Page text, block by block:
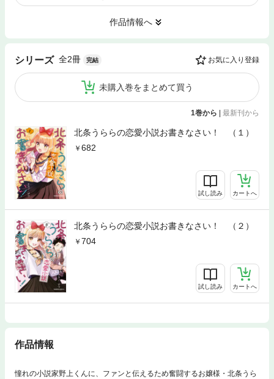
作品情報へ
シリーズ 全2冊 完結 お気に入り登録
未購入巻をまとめて買う
1巻から | 最新刊から
北条うららの恋愛小説お書きなさい！ （１）
682
試し読み カートへ
北条うららの恋愛小説お書きなさい！ （２）
704
試し読み カートへ
作品情報
憧れの小説家野上くんに、ファンと伝えるため奮闘するお嬢様・北条うら